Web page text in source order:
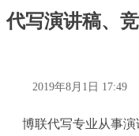
代写演讲稿、
博联代写专业从事
2019年8月1日 17:49